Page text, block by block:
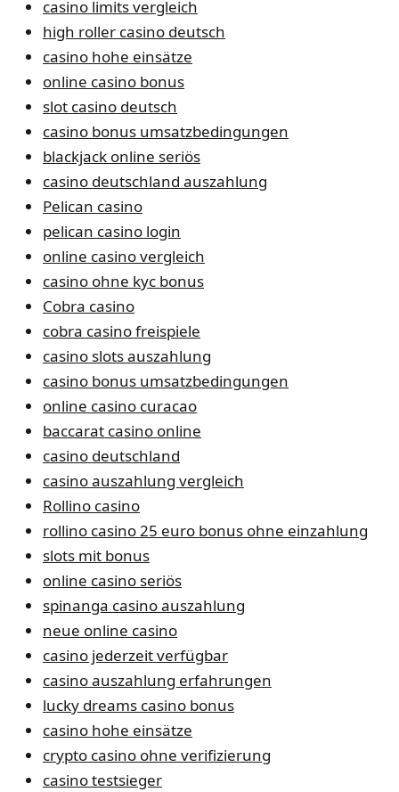
casino limits vergleich
high roller casino deutsch
casino hohe einsätze
online casino bonus
slot casino deutsch
casino bonus umsatzbedingungen
blackjack online seriös
casino deutschland auszahlung
Pelican casino
pelican casino login
online casino vergleich
casino ohne kyc bonus
Cobra casino
cobra casino freispiele
casino slots auszahlung
casino bonus umsatzbedingungen
online casino curacao
baccarat casino online
casino deutschland
casino auszahlung vergleich
Rollino casino
rollino casino 25 euro bonus ohne einzahlung
slots mit bonus
online casino seriös
spinanga casino auszahlung
neue online casino
casino jederzeit verfügbar
casino auszahlung erfahrungen
lucky dreams casino bonus
casino hohe einsätze
crypto casino ohne verifizierung
casino testsieger